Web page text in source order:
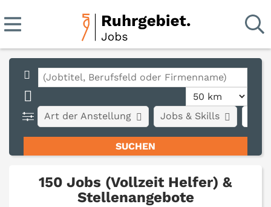
Art der Anstellung Jobs & Skills
150 Jobs (Vollzeit Helfer) &
Stellenangebote